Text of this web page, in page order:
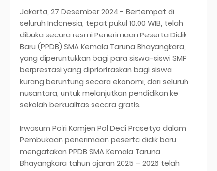
Jakarta, 27 Desember 2024 - Bertempat di
seluruh Indonesia, tepat pukul 10.00 WIB, telah
dibuka secara resmi Penerimaan Peserta Didik
Baru (PPDB) SMA Kemala Taruna Bhayangkara,
yang diperuntukkan bagi para siswa-siswi SMP
berprestasi yang diprioritaskan bagi siswa
kurang beruntung secara ekonomi, dari seluruh
nusantara, untuk melanjutkan pendidikan ke
sekolah berkualitas secara gratis.
Irwasum Polri Komjen Pol Dedi Prasetyo dalam
Pembukaan penerimaan peserta didik baru
mengatakan PPDB SMA Kemala Taruna
Bhayangkara tahun ajaran 2025 – 2026 telah